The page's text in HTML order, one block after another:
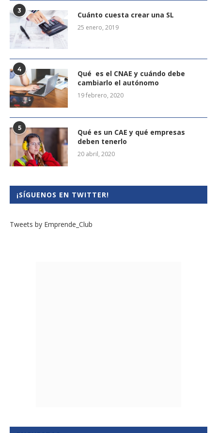
3 Cuánto cuesta crear una SL
25 enero, 2019
4
Qué es el CNAE y cuándo debe
cambiarlo el autónomo
19 febrero, 2020
5
Qué es un CAE y qué empresas
deben tenerlo
20 abril, 2020
¡SÍGUENOS EN TWITTER!
Tweets by Emprende_Club